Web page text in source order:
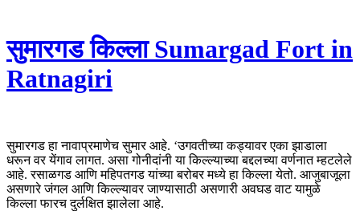
सुमारगड किल्ला Sumargad Fort in
Ratnagiri
सुमारगड हा नावाप्रमाणेच सुमार आहे. ‘उगवतीच्या कड्यावर एका झाडाला
धरून वर येंगाव लागत. असा गोनीदांनी या किल्ल्याच्या बद्दलच्या वर्णनात म्हटलेले
आहे. रसाळगड आणि महिपतगड यांच्या बरोबर मध्ये हा किल्ला येतो. आजुबाजूला
असणारे जंगल आणि किल्ल्यावर जाण्यासाठी असणारी अवघड वाट यामुळे
किल्ला फारच दुर्लक्षित झालेला आहे.